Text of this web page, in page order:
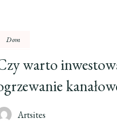
Dom
warto
Artsites